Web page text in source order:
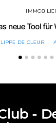
neue Tool
DE CLEUR
-